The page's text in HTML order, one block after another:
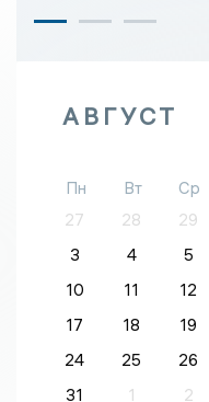
АВГУСТ
Пн Вт Ср
27
28 29
3
4 5
10
11 12
17
18 19
24
25 26
31
1 2